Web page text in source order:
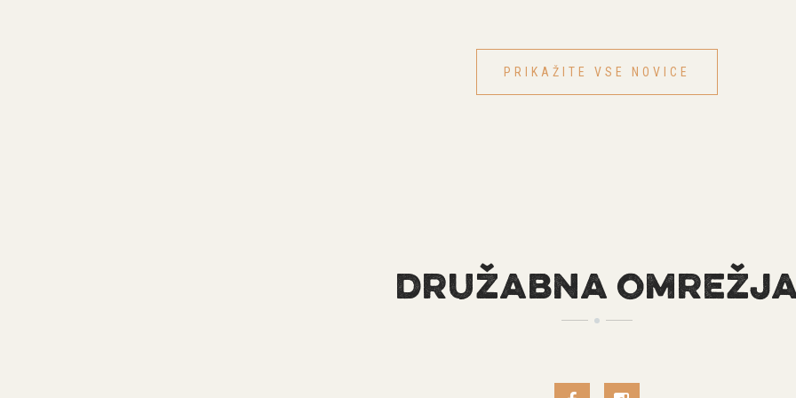
PRIKAŽITE VSE NOVICE
DRUŽABNA